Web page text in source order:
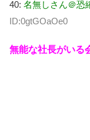
40: 名無しさん＠恐
ID:0gtGOaOe0
無能な社長がいる